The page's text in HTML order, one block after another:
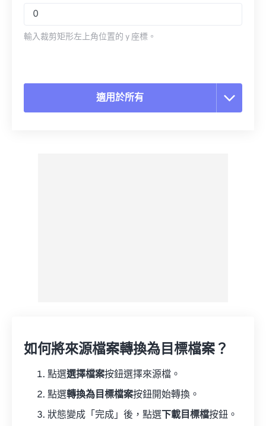
輸入裁剪矩形左上角位置的 y 座標。
適用於所有
如何將來源檔案轉換為目標檔案？
點選選擇檔案按鈕選擇來源檔。
點選轉換為目標檔案按鈕開始轉換。
狀態變成「完成」後，點選 下載目標檔按鈕。